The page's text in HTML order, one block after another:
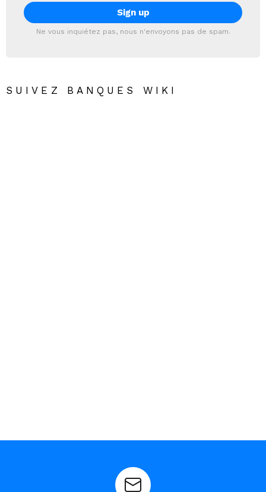
Ne vous inquiétez pas, nous n'envoyons pas de spam.
SUIVEZ BANQUES WIKI